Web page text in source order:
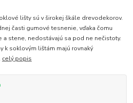
lišty sú v širokej škále drevodekorov.
časti gumové tesnenie, vďaka čomu
stene, nedostávajú sa pod ne nečistoty.
k soklovým lištám majú rovnaký
celý popis